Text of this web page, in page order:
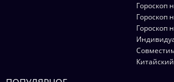
Гороскоп
Гороскоп
Гороскоп